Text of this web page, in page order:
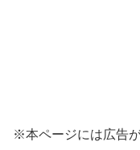
※本ページには広告